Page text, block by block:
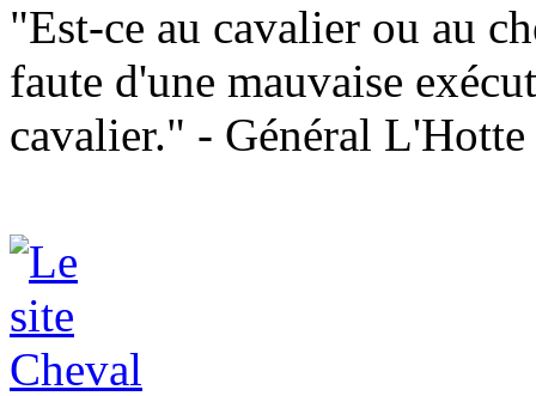
"Est-ce au cavalier ou au
faute d'une mauvaise
cavalier." - Général L'Hotte